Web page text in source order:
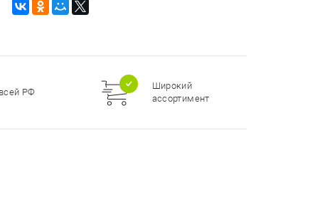
РФ
Широкий
ассортимент